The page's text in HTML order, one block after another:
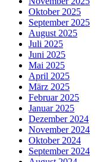
Oktober 2025
September 2025
August 2025
Juli 2025
Juni 2025
Mai 2025
April 2025
März 2025
Februar 2025
Januar 2025
Dezember 2024
November 2024
Oktober 2024
September 2024